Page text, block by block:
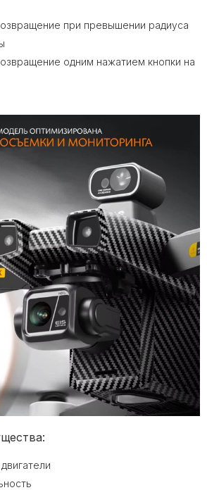
при превышении радиуса
одним нажатием кнопки на